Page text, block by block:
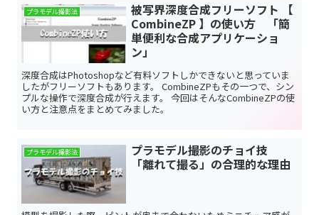
プラモデル撮影法
被写界深度合成フリーソフト 【
CombineZP 】の使い方 「簡
単便利な合成アプリケーショ
ン」
深度合成はPhotoshopなど有料ソフトしかできないと思っていま
したがフリーソフトもあります。 CombineZPもその一つで、シン
プルな操作で深度合成が行えます。 今回はそんなCombineZPの使
い方と注意点をまとめてみました。
プラモデル撮影法
プラモデル撮影のチョイ技
「離れて撮る」の合理的な理由